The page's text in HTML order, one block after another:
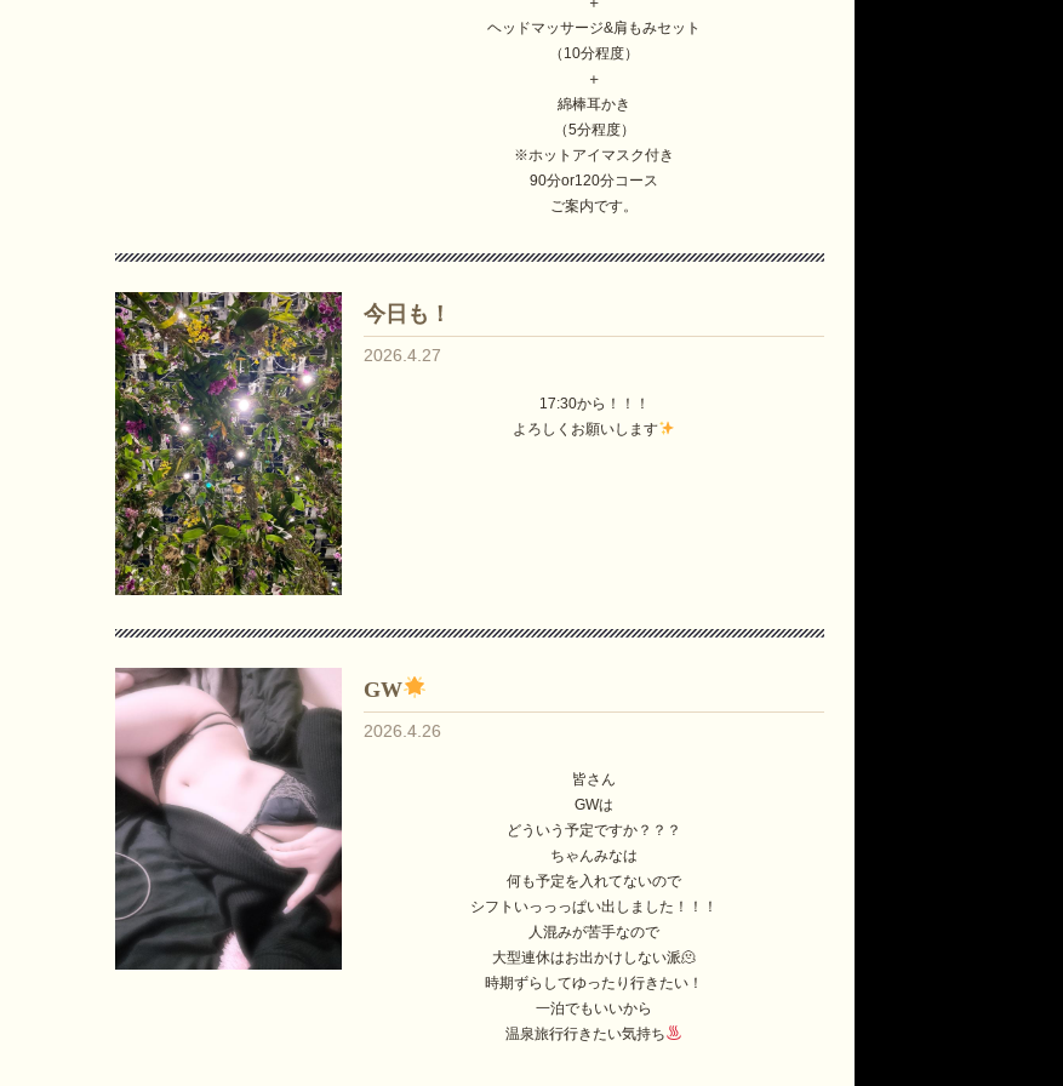
ヘッドマッサージ&肩もみセット
（10分程度）
＋
綿棒耳かき
（5分程度）
※ホットアイマスク付き
90分or120分コース
ご案内です。
今日も！
2026.4.27
17:30から！！！
よろしくお願いします
GW
2026.4.26
皆さん
GWは
どういう予定ですか？？？
ちゃんみなは
何も予定を入れてないので
シフトいっっっぱい出しました！！！
人混みが苦手なので
大型連休はお出かけしない派🫠
時期ずらしてゆったり行きたい！
一泊でもいいから
温泉旅行行きたい気持ち